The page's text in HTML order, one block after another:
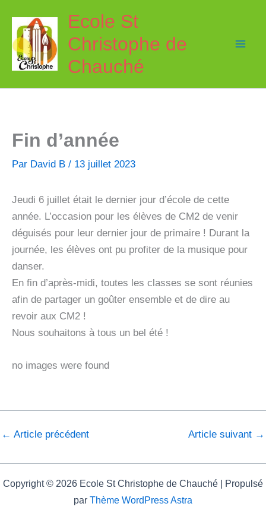
contenu
Ecole St
Christophe de
Chauché
Fin d’année
Par David B / 13 juillet 2023
Jeudi 6 juillet était le dernier jour d’école de cette
année. L’occasion pour les élèves de CM2 de venir
déguisés pour leur dernier jour de primaire ! Durant la
journée, les élèves ont pu profiter de la musique pour
danser.
En fin d’après-midi, toutes les classes se sont réunies
afin de partager un goûter ensemble et de dire au
revoir aux CM2 !
Nous souhaitons à tous un bel été !
no images were found
← Article précédent Article suivant →
Copyright © 2026 Ecole St Christophe de Chauché | Propulsé
par Thème WordPress Astra